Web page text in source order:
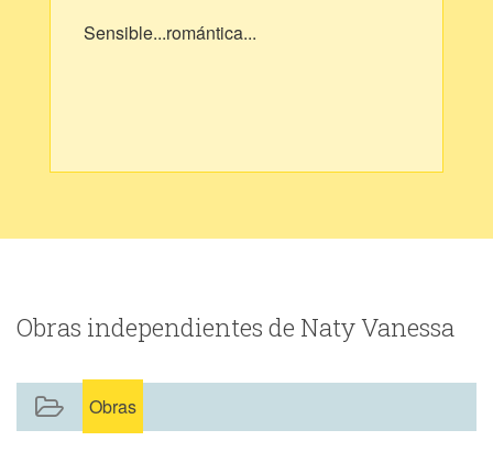
Sensible...romántica...
Obras independientes de Naty Vanessa
Obras